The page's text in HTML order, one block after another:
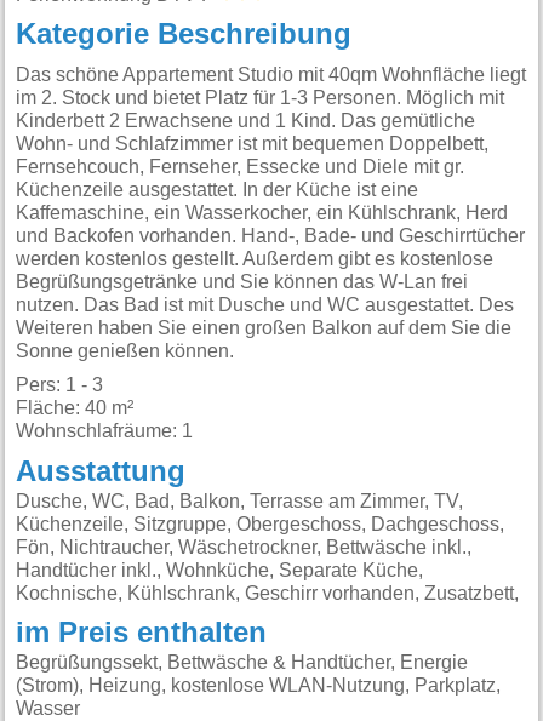
Kategorie Beschreibung
Das schöne Appartement Studio mit 40qm Wohnfläche liegt
im 2. Stock und bietet Platz für 1-3 Personen. Möglich mit
Kinderbett 2 Erwachsene und 1 Kind. Das gemütliche
Wohn- und Schlafzimmer ist mit bequemen Doppelbett,
Fernsehcouch, Fernseher, Essecke und Diele mit gr.
Küchenzeile ausgestattet. In der Küche ist eine
Kaffemaschine, ein Wasserkocher, ein Kühlschrank, Herd
und Backofen vorhanden. Hand-, Bade- und Geschirrtücher
werden kostenlos gestellt. Außerdem gibt es kostenlose
Begrüßungsgetränke und Sie können das W-Lan frei
nutzen. Das Bad ist mit Dusche und WC ausgestattet. Des
Weiteren haben Sie einen großen Balkon auf dem Sie die
Sonne genießen können.
Pers: 1 - 3
Fläche: 40 m²
Wohnschlafräume: 1
Ausstattung
Dusche, WC, Bad, Balkon, Terrasse am Zimmer, TV,
Küchenzeile, Sitzgruppe, Obergeschoss, Dachgeschoss,
Fön, Nichtraucher, Wäschetrockner, Bettwäsche inkl.,
Handtücher inkl., Wohnküche, Separate Küche,
Kochnische, Kühlschrank, Geschirr vorhanden, Zusatzbett,
im Preis enthalten
Begrüßungssekt, Bettwäsche & Handtücher, Energie
(Strom), Heizung, kostenlose WLAN-Nutzung, Parkplatz,
Wasser